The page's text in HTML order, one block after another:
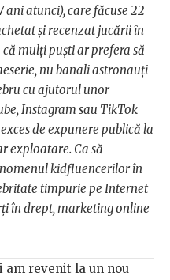
ani atunci), care făcuse 22
și recenzat jucării în
că mulți puști ar prefera să
nu banali astronauți
cu ajutorul unor
Instagram sau TikTok
de expunere publică la
exploatare. Ca să
kidfluencerilor în
timpurie pe Internet
în drept, marketing online
am revenit la un nou